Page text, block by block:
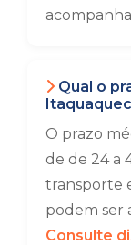
Qual o
O prazo
de de 24 a
transporte
podem ser
Consulte